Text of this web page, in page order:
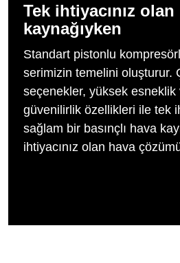
Tek ihtiyacınız olan
kaynağıyken
Standart pistonlu
serimizin temelini oluşturur.
seçenekler, yüksek esneklik
güvenilirlik özellikleri ile tek
sağlam bir basınçlı hava
ihtiyacınız olan hava